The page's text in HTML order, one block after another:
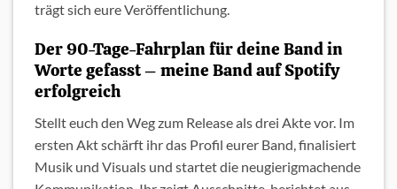
trägt sich eure Veröffentlichung.
Der 90-Tage-Fahrplan für deine Band in
Worte gefasst – meine Band auf Spotify
erfolgreich
Stellt euch den Weg zum Release als drei Akte vor. Im
ersten Akt schärft ihr das Profil eurer Band, finalisiert
Musik und Visuals und startet die neugierigmachende